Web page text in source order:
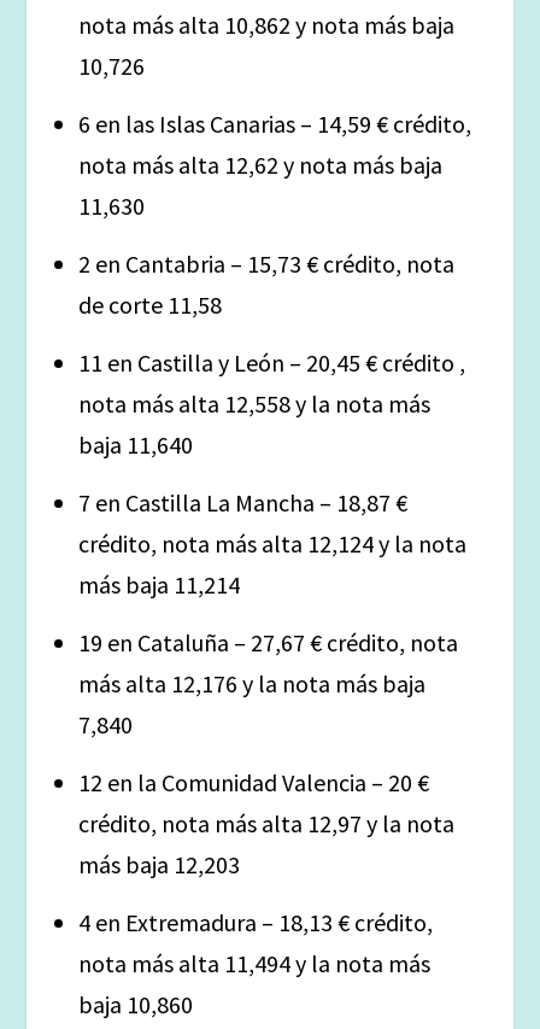
nota más alta 10,862 y nota más baja
10,726
6 en las Islas Canarias – 14,59 € crédito,
nota más alta 12,62 y nota más baja
11,630
2 en Cantabria – 15,73 € crédito, nota
de corte 11,58
11 en Castilla y León – 20,45 € crédito ,
nota más alta 12,558 y la nota más
baja 11,640
7 en Castilla La Mancha – 18,87 €
crédito, nota más alta 12,124 y la nota
más baja 11,214
19 en Cataluña – 27,67 € crédito, nota
más alta 12,176 y la nota más baja
7,840
12 en la Comunidad Valencia – 20 €
crédito, nota más alta 12,97 y la nota
más baja 12,203
4 en Extremadura – 18,13 € crédito,
nota más alta 11,494 y la nota más
baja 10,860